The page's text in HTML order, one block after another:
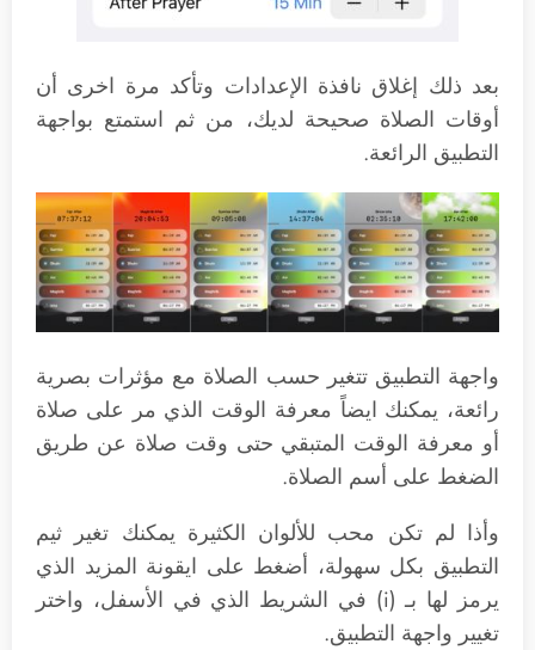
بعد ذلك إغلاق نافذة الإعدادات وتأكد مرة اخرى أن
أوقات الصلاة صحيحة لديك، من ثم استمتع بواجهة
التطبيق الرائعة.
واجهة التطبيق تتغير حسب الصلاة مع مؤثرات بصرية
رائعة، يمكنك ايضاً معرفة الوقت الذي مر على صلاة
أو معرفة الوقت المتبقي حتى وقت صلاة عن طريق
الضغط على أسم الصلاة.
وأذا لم تكن محب للألوان الكثيرة يمكنك تغير ثيم
التطبيق بكل سهولة، أضغط على ايقونة المزيد الذي
يرمز لها بـ (i) في الشريط الذي في الأسفل، واختر
تغيير واجهة التطبيق.